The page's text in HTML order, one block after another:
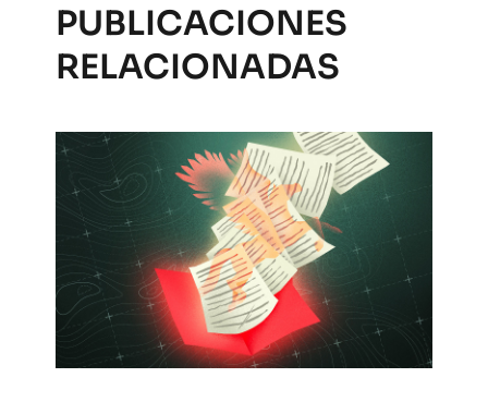
PUBLICACIONES
RELACIONADAS